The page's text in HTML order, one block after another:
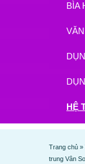
BÌA
Trang chủ »
trung Vân